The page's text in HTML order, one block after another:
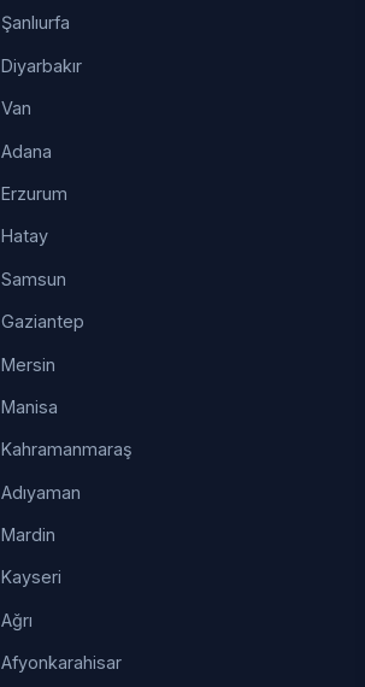
Şanlıurfa
Diyarbakır
Van
Adana
Erzurum
Hatay
Samsun
Gaziantep
Mersin
Manisa
Kahramanmaraş
Adıyaman
Mardin
Kayseri
Ağrı
Afyonkarahisar